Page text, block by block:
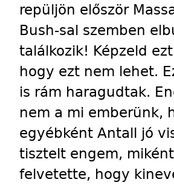
repüljön először
Bush-sal szemben
találkozik! Képzeld
hogy ezt nem lehet.
is rám haragudtak.
nem a mi emberünk,
egyébként Antall jó
tisztelt engem,
felvetette, hogy